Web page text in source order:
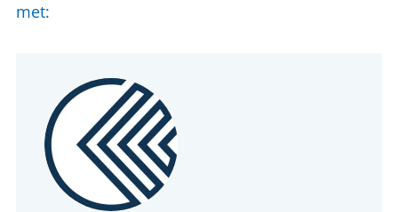
met: